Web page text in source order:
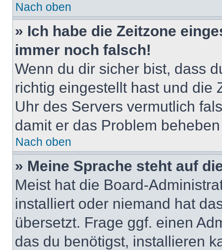
Nach oben
» Ich habe die Zeitzone
immer noch falsch!
Wenn du dir sicher bist, dass
richtig eingestellt hast und die
Uhr des Servers vermutlich
damit er das Problem
Nach oben
» Meine Sprache steht auf
Meist hat die Board-
installiert oder niemand hat
übersetzt. Frage ggf. einen
das du benötigst, installieren